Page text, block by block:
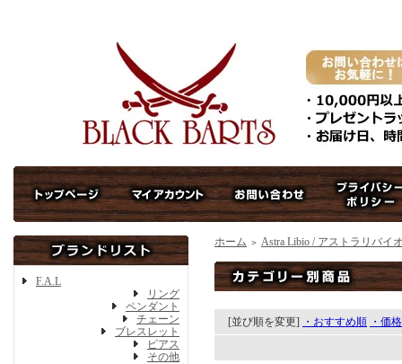
F.A.L
リング
ペンダント
チェーン
ブレスレット
ピアス
その他
ホーム ＞ Astra Libio / アストラリバイ
[並び順を変更] ・おすすめ順 ・価